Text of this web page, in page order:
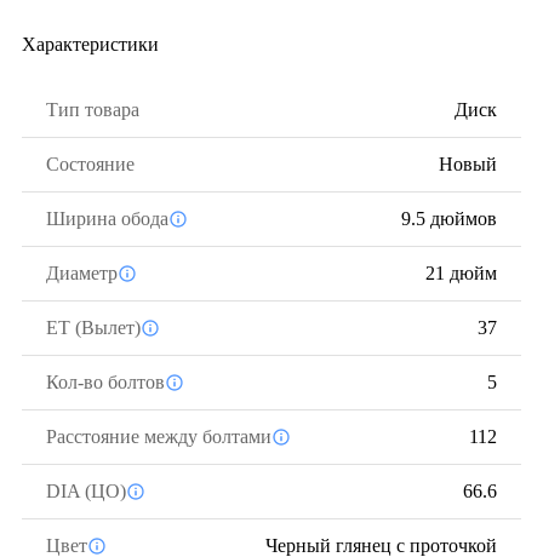
Характеристики
Тип товара Диск
Состояние Новый
Ширина обода 9.5 дюймов
Диаметр 21 дюйм
ЕТ (Вылет) 37
Кол-во болтов 5
Расстояние между болтами 112
DIA (ЦО) 66.6
Цвет Черный глянец с проточкой